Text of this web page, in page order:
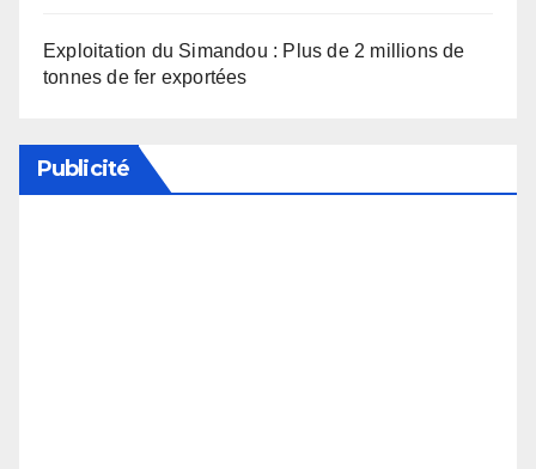
Exploitation du Simandou : Plus de 2 millions de
tonnes de fer exportées
Publicité